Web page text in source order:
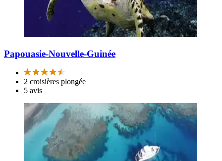
Papouasie-Nouvelle-Guinée
2 croisières plongée
5 avis